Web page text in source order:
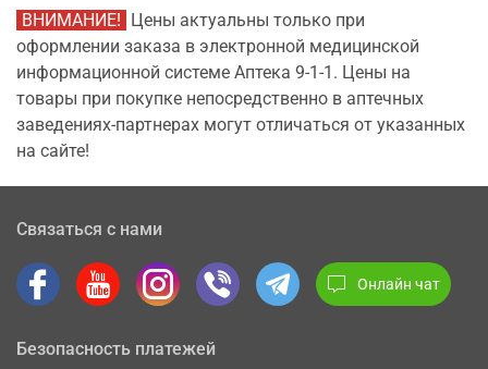
ВНИМАНИЕ! Цены актуальны только при
оформлении заказа в электронной медицинской
информационной системе Аптека 9-1-1. Цены на
товары при покупке непосредственно в аптечных
заведениях-партнерах могут отличаться от указанных
на сайте!
Связаться с нами
Онлайн чат
Безопасность платежей